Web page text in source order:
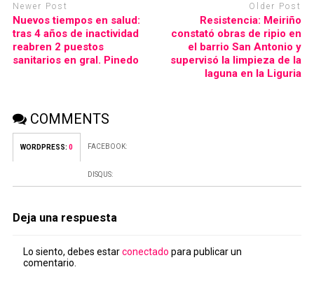
Newer Post
Nuevos tiempos en salud:
tras 4 años de inactividad
reabren 2 puestos
sanitarios en gral. Pinedo
Older Post
Resistencia: Meiriño
constató obras de ripio en
el barrio San Antonio y
supervisó la limpieza de la
laguna en la Liguria
COMMENTS
WORDPRESS: 0 FACEBOOK:
DISQUS:
Deja una respuesta
Lo siento, debes estarconectado para publicar un
comentario.